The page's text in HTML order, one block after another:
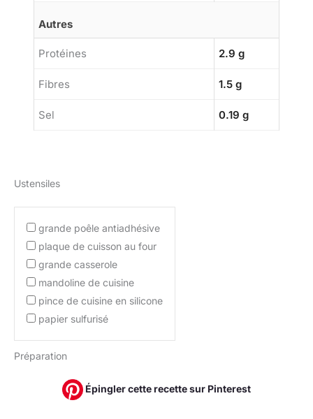
Autres
Protéines 2.9 g
Fibres 1.5 g
Sel 0.19 g
Ustensiles
grande poêle antiadhésive
plaque de cuisson au four
grande casserole
mandoline de cuisine
pince de cuisine en silicone
papier sulfurisé
Préparation
Épingler cette recette sur Pinterest